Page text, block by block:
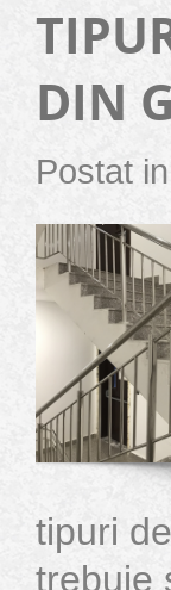
DIN
Postat in
tipuri
trebuie